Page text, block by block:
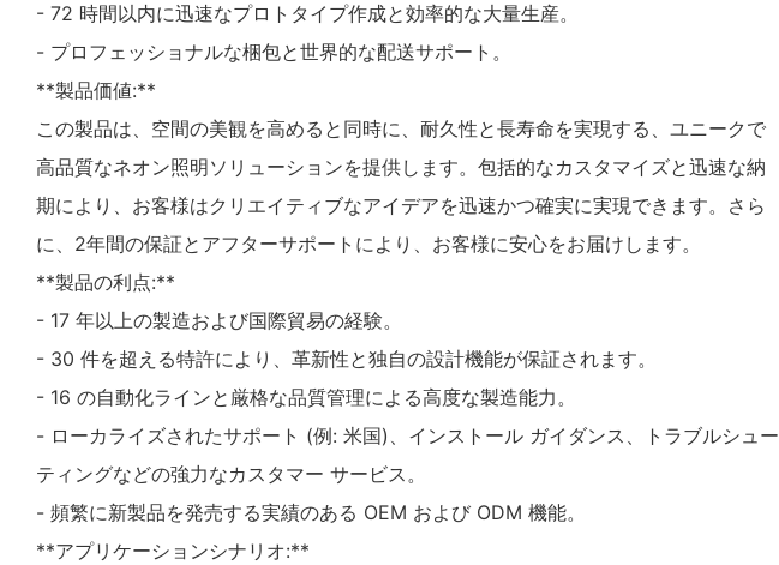
- 72 時間以内に迅速なプロトタイプ作成と効率的な大量生産。
- プロフェッショナルな梱包と世界的な配送サポート。
**製品価値:**
この製品は、空間の美観を高めると同時に、耐久性と長寿命を実現する、ユニークで
高品質なネオン照明ソリューションを提供します。包括的なカスタマイズと迅速な納
期により、お客様はクリエイティブなアイデアを迅速かつ確実に実現できます。さら
に、2年間の保証とアフターサポートにより、お客様に安心をお届けします。
**製品の利点:**
- 17 年以上の製造および国際貿易の経験。
- 30 件を超える特許により、革新性と独自の設計機能が保証されます。
- 16 の自動化ラインと厳格な品質管理による高度な製造能力。
- ローカライズされたサポート (例: 米国)、インストール ガイダンス、トラブルシュー
ティングなどの強力なカスタマー サービス。
- 頻繁に新製品を発売する実績のある OEM および ODM 機能。
**アプリケーションシナリオ:**